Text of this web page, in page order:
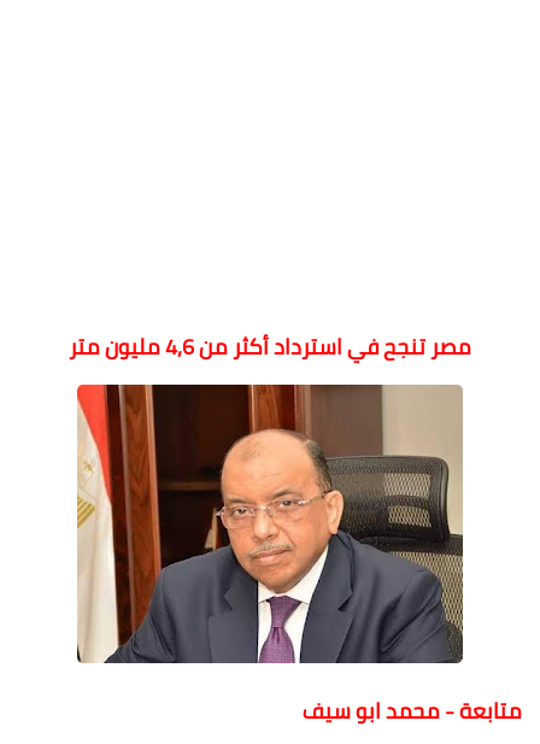
مصر تنجح في استرداد أكثر من 4,6 مليون متر
متابعة - محمد ابو سيف